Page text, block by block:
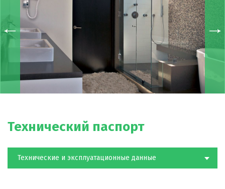
Технический паспорт
Технические и эксплуатационные данные